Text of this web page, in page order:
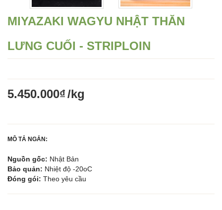
MIYAZAKI WAGYU NHẬT THĂN
LƯNG CUỐI - STRIPLOIN
5.450.000₫/kg
MÔ TẢ NGẮN:
Nguồn gốc: Nhật Bản
Bảo quản: Nhiệt độ -20oC
Đóng gói: Theo yêu cầu